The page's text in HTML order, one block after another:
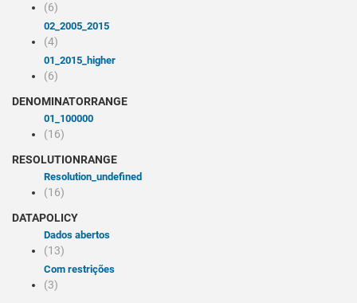
(6)
02_2005_2015
(4)
01_2015_higher
(6)
DENOMINATORRANGE
01_100000
(16)
RESOLUTIONRANGE
resolution_undefined
(16)
DATAPOLICY
Dados abertos
(13)
Com restrições
(3)